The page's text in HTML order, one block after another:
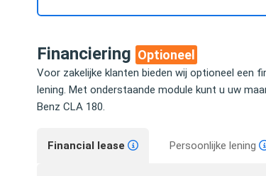
Financiering Optioneel
Voor zakelijke klanten bieden wij optioneel een
lening. Met onderstaande module kunt u uw
Benz CLA 180.
Financial lease Persoonlijke lening